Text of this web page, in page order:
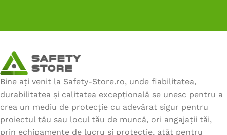
Bine ați venit la Safety-Store.ro, unde fiabilitatea,
durabilitatea și calitatea excepțională se unesc pentru a
crea un mediu de protecție cu adevărat sigur pentru
proiectul tău sau locul tău de muncă, ori angajații tăi,
prin echipamente de lucru și protecție, atât pentru